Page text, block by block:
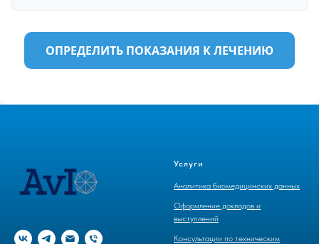
ОПРЕДЕЛИТЬ ПОКАЗАНИЯ К ЛЕЧЕНИЮ
Услуги
Аналитика биомедицинских данных
Оформление докладов и
выступлений
Консультации по техническим